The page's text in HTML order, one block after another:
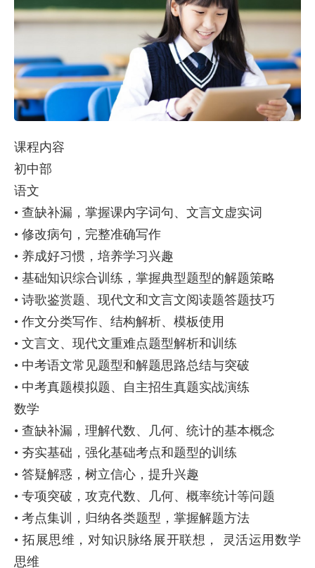
课程内容
初中部
语文
• 查缺补漏，掌握课内字词句、文言文虚实词
• 修改病句，完整准确写作
• 养成好习惯，培养学习兴趣
• 基础知识综合训练，掌握典型题型的解题策略
• 诗歌鉴赏题、现代文和文言文阅读题答题技巧
• 作文分类写作、结构解析、模板使用
• 文言文、现代文重难点题型解析和训练
• 中考语文常见题型和解题思路总结与突破
• 中考真题模拟题、自主招生真题实战演练
数学
• 查缺补漏，理解代数、几何、统计的基本概念
• 夯实基础，强化基础考点和题型的训练
• 答疑解惑，树立信心，提升兴趣
• 专项突破，攻克代数、几何、概率统计等问题
• 考点集训，归纳各类题型，掌握解题方法
• 拓展思维，对知识脉络展开联想， 灵活运用数学
思维